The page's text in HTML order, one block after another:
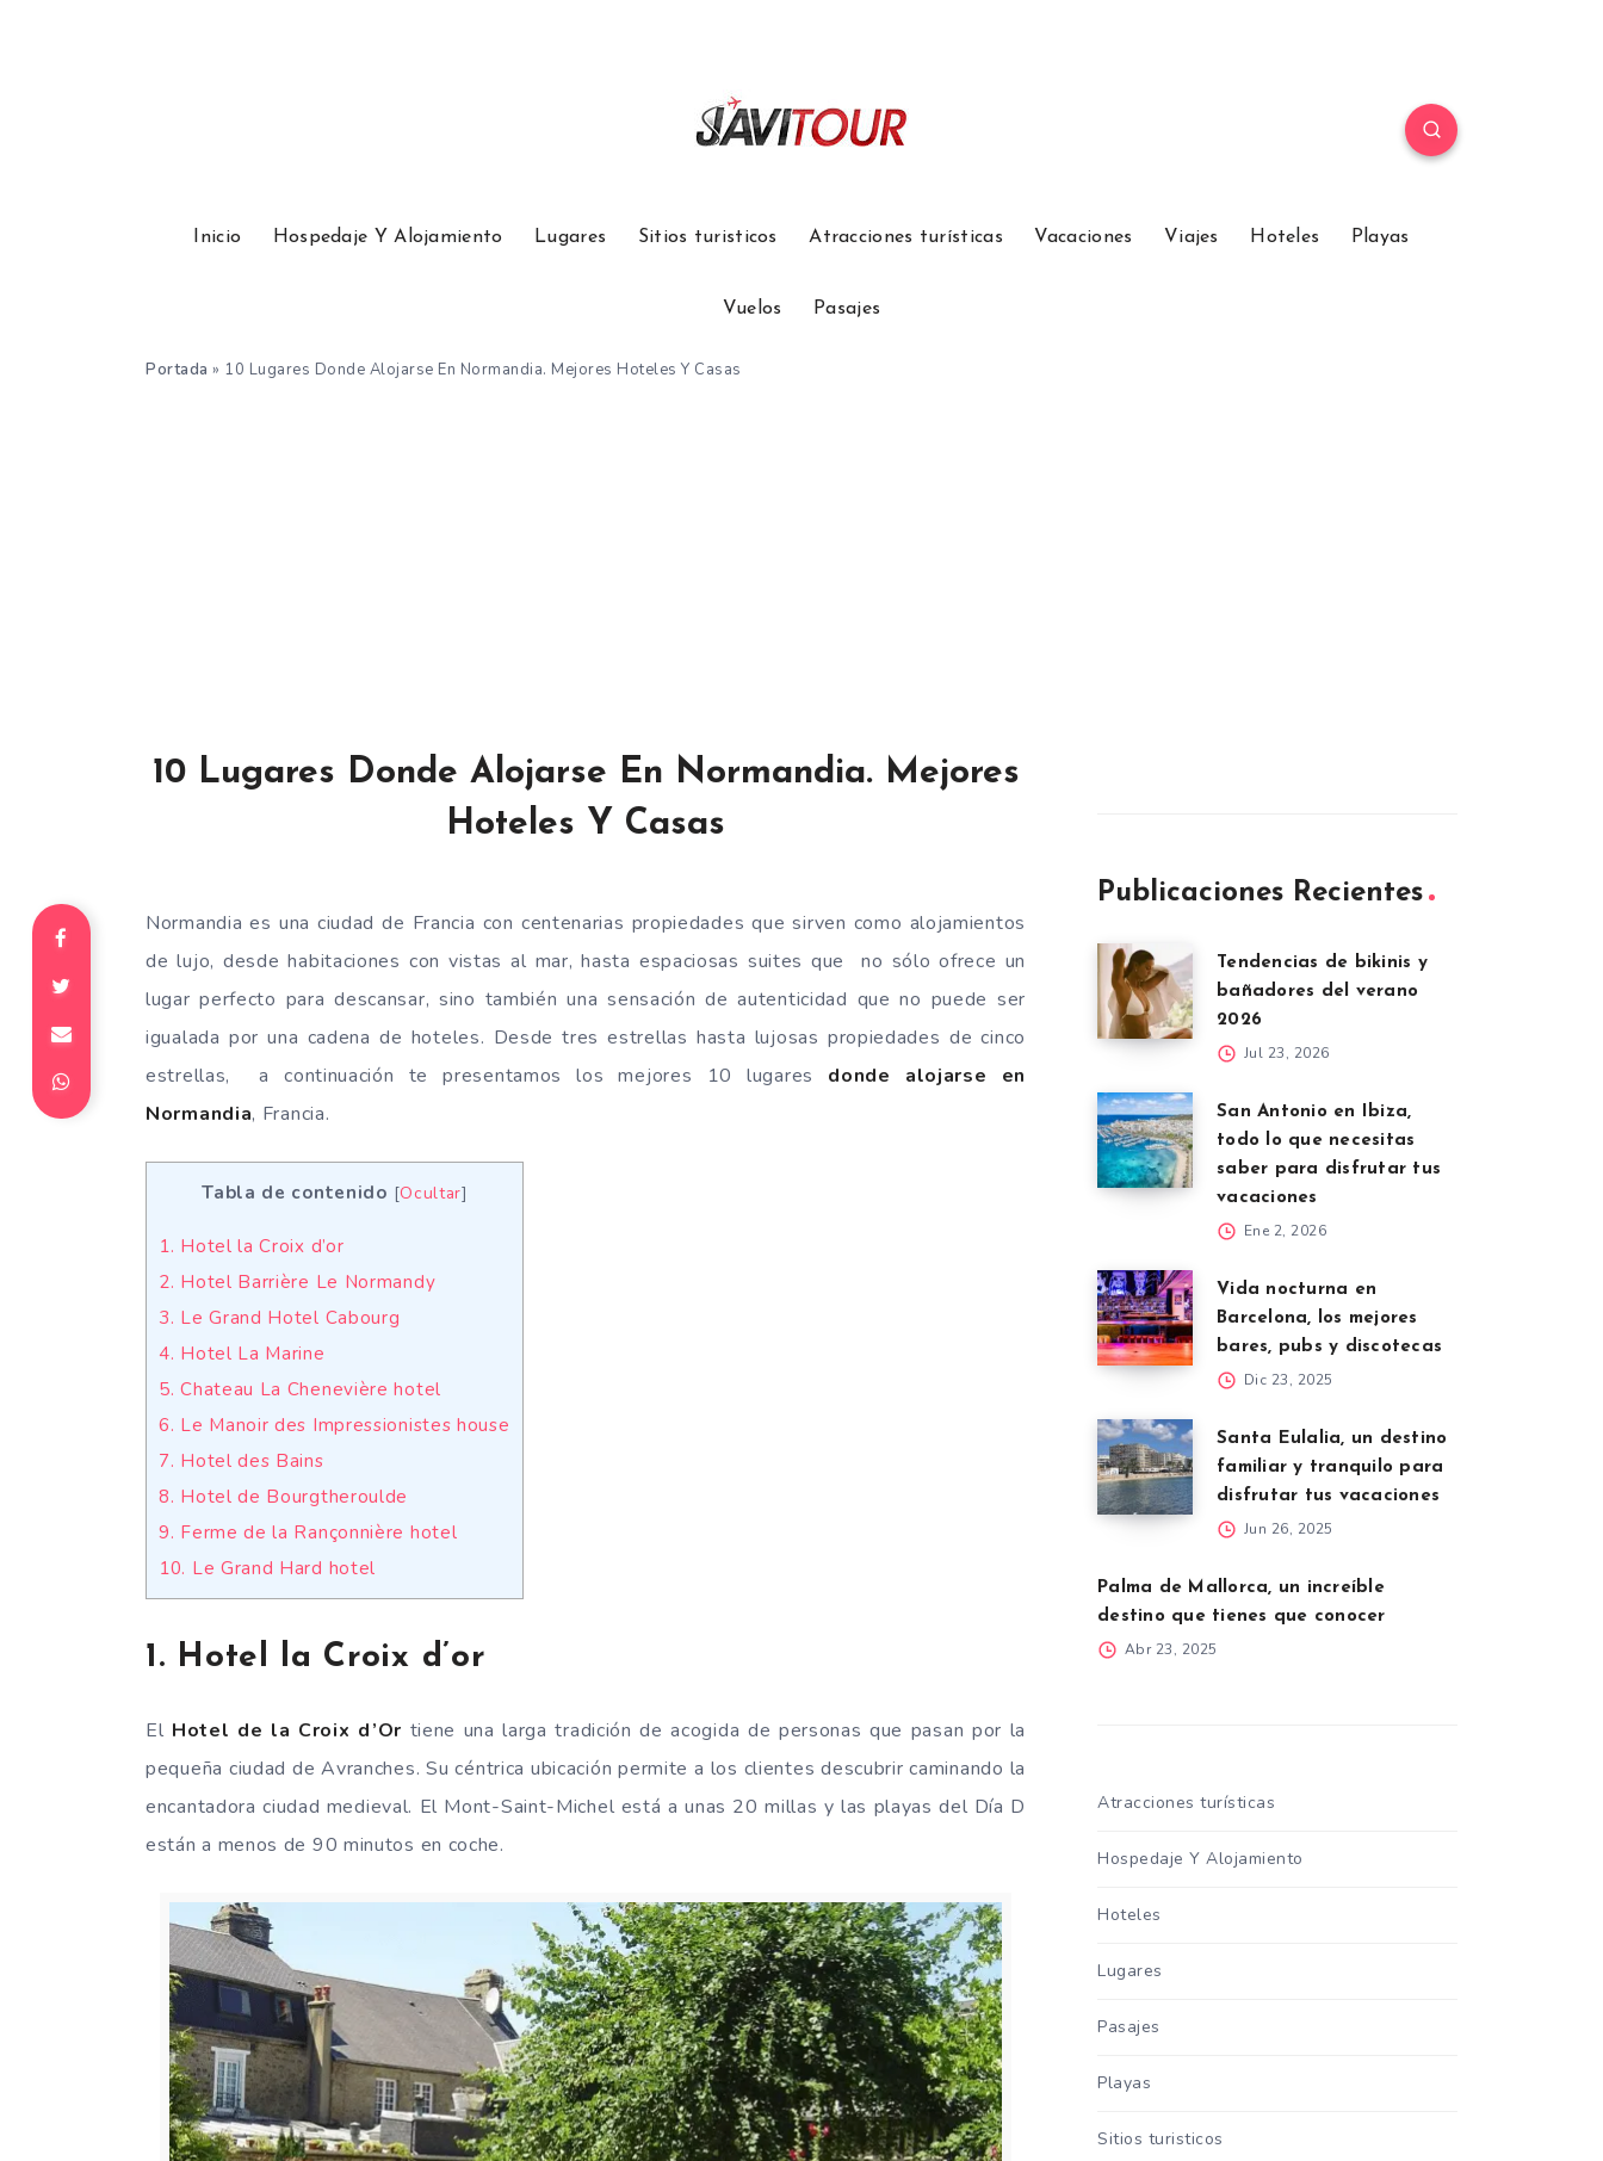
Inicio Hospedaje Y Alojamiento Lugares Sitios turisticos Atracciones turísticas Vacaciones Viajes Hoteles Playas
Vuelos Pasajes
Portada » 10 Lugares Donde Alojarse En Normandia. Mejores Hoteles Y Casas
10 Lugares Donde Alojarse En Normandia. Mejores
Hoteles Y Casas
Normandia es una ciudad de Francia con centenarias propiedades que sirven como alojamientos
de lujo, desde habitaciones con vistas al mar, hasta espaciosas suites que no sólo ofrece un
lugar perfecto para descansar, sino también una sensación de autenticidad que no puede ser
igualada por una cadena de hoteles. Desde tres estrellas hasta lujosas propiedades de cinco
estrellas, a continuación te presentamos los mejores 10 lugares donde alojarse en
Normandia, Francia.
Tabla de contenido [Ocultar]
1. Hotel la Croix d’or
2. Hotel Barrière Le Normandy
3. Le Grand Hotel Cabourg
4. Hotel La Marine
5. Chateau La Chenevière hotel
6. Le Manoir des Impressionistes house
7. Hotel des Bains
8. Hotel de Bourgtheroulde
9. Ferme de la Rançonnière hotel
10. Le Grand Hard hotel
1. Hotel la Croix d’or
El Hotel de la Croix d’Or tiene una larga tradición de acogida de personas que pasan por la
pequeña ciudad de Avranches. Su céntrica ubicación permite a los clientes descubrir caminando la
encantadora ciudad medieval. El Mont-Saint-Michel está a unas 20 millas y las playas del Día D
están a menos de 90 minutos en coche.
Publicaciones Recientes
Tendencias de bikinis y
bañadores del verano
2026
Jul 23, 2026
San Antonio en Ibiza,
todo lo que necesitas
saber para disfrutar tus
vacaciones
Ene 2, 2026
Vida nocturna en
Barcelona, los mejores
bares, pubs y discotecas
Dic 23, 2025
Santa Eulalia, un destino
familiar y tranquilo para
disfrutar tus vacaciones
Jun 26, 2025
Palma de Mallorca, un increíble
destino que tienes que conocer
Abr 23, 2025
Atracciones turísticas
Hospedaje Y Alojamiento
Hoteles
Lugares
Pasajes
Playas
Sitios turisticos